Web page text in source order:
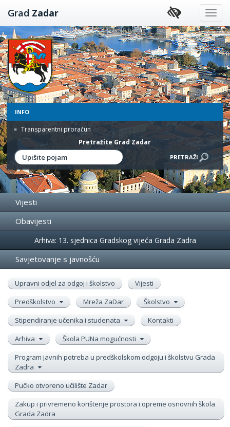
Preskoči
na
sadržaj
Grad Zadar
INFO
Transparentni proračun
Pretražite Grad Zadar
Vijesti
Obavijesti
Događanja
Arhiva: 13. sjednica Gradskog vijeća Grada Zadra
Savjetovanje s javnošću
Upravni odjel za odgoj i školstvo
Vijesti
Predškolstvo
Mreža ZaDar
Školstvo
Stipendiranje učenika i studenata
Kontakti
Arhiva
Škola PUNa mogućnosti
Program javnih potreba u predškolskom odgoju i školstvu Grada
Zadra
Pučko otvoreno učilište Zadar
Zakup i privremeno korištenje prostora i opreme osnovnih škola
Grada Zadra